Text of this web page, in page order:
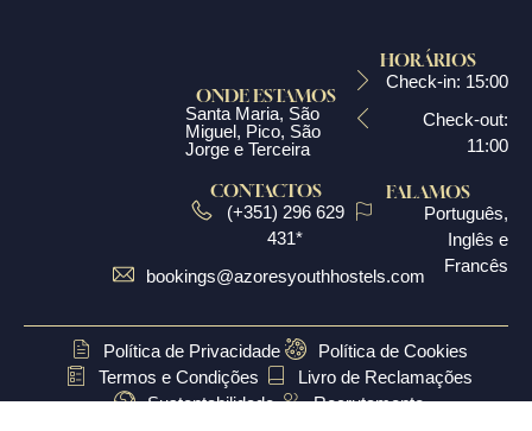
ONDE ESTAMOS
Santa Maria, São
Miguel, Pico, São
Jorge e Terceira
CONTACTOS
(+351) 296 629
431*
bookings@azoresyouthhostels.com
HORÁRIOS
Check-in: 15:00
Check-out:
11:00
FALAMOS
Português,
Inglês e
Francês​
Política de Privacidade
Política de Cookies
Termos e Condições
Livro de Reclamações
Sustentabilidade
Recrutamento